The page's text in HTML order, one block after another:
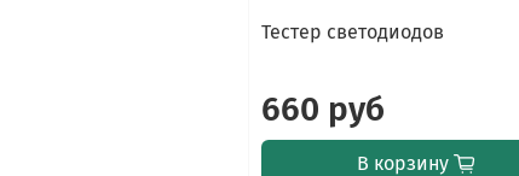
Тестер светодиодов
660 руб
В корзину